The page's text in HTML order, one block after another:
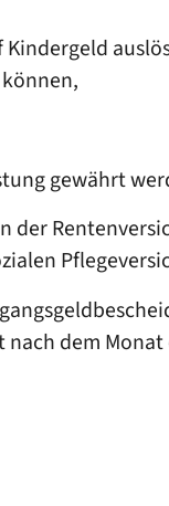
gewährt
dem